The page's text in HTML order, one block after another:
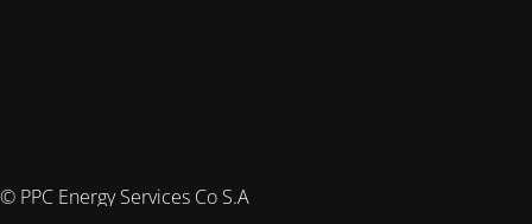
© PPC Energy Services Co S.A